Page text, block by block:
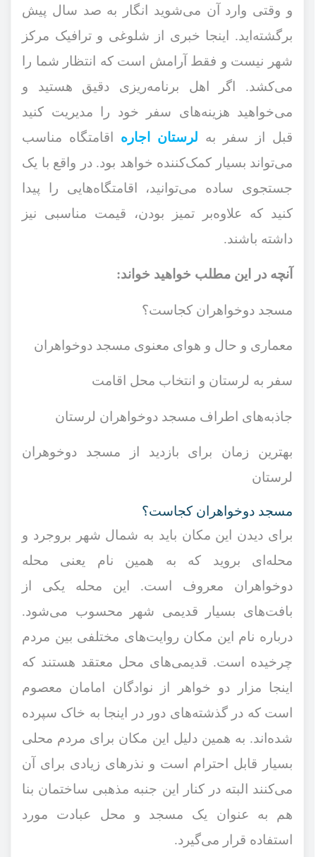
و وقتی وارد آن می‌شوید انگار به صد سال پیش
برگشته‌اید. اینجا خبری از شلوغی و ترافیک مرکز
شهر نیست و فقط آرامش است که انتظار شما را
می‌کشد. اگر اهل برنامه‌ریزی دقیق هستید و
می‌خواهید هزینه‌های سفر خود را مدیریت کنید
قبل از سفر به لرستان اجاره اقامتگاه مناسب
می‌تواند بسیار کمک‌کننده خواهد بود. در واقع با یک
جستجوی ساده می‌توانید، اقامتگاه‌هایی را پیدا
کنید که علاوه‌بر تمیز بودن، قیمت مناسبی نیز
داشته باشند.
آنچه در این مطلب خواهید خواند:
مسجد دوخواهران کجاست؟
معماری و حال و هوای معنوی مسجد دوخواهران
سفر به لرستان و انتخاب محل اقامت
جاذبه‌های اطراف مسجد دوخواهران لرستان
بهترین زمان برای بازدید از مسجد دوخوهران
لرستان
مسجد دوخواهران کجاست؟
برای دیدن این مکان باید به شمال شهر بروجرد و
محله‌ای بروید که به همین نام یعنی محله
دوخواهران معروف است. این محله یکی از
بافت‌های بسیار قدیمی شهر محسوب می‌شود.
درباره نام این مکان روایت‌های مختلفی بین مردم
چرخیده است. قدیمی‌های محل معتقد هستند که
اینجا مزار دو خواهر از نوادگان امامان معصوم
است که در گذشته‌های دور در اینجا به خاک سپرده
شده‌اند. به همین دلیل این مکان برای مردم محلی
بسیار قابل احترام است و نذرهای زیادی برای آن
می‌کنند البته در کنار این جنبه مذهبی ساختمان بنا
هم به عنوان یک مسجد و محل عبادت مورد
استفاده قرار می‌گیرد.